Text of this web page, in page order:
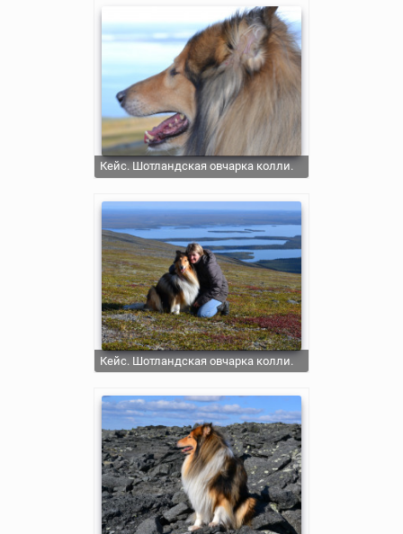
Кейс. Шотландская овчарка колли.
Кейс. Шотландская овчарка колли.